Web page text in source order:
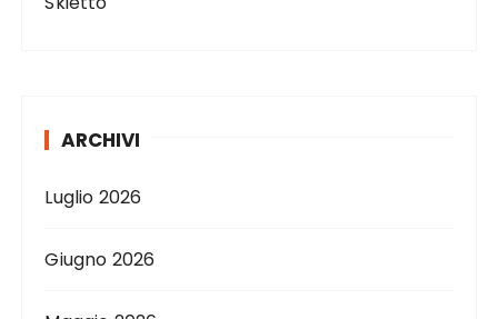
ARCHIVI
Luglio 2026
Giugno 2026